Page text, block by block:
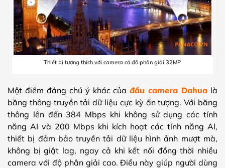
Thiết bị tương thích với camera có độ phân giải 32MP
Một điểm đáng chú ý khác củađầu camera Dahua là
băng thông truyền tải dữ liệu cực kỳ ấn tượng. Với băng
thông lên đến 384 Mbps khi không sử dụng các tính
năng AI và 200 Mbps khi kích hoạt các tính năng AI,
thiết bị đảm bảo truyền tải dữ liệu hình ảnh mượt mà,
không bị giật lag, ngay cả khi kết nối đồng thời nhiều
camera với độ phân giải cao. Điều này giúp người dùng